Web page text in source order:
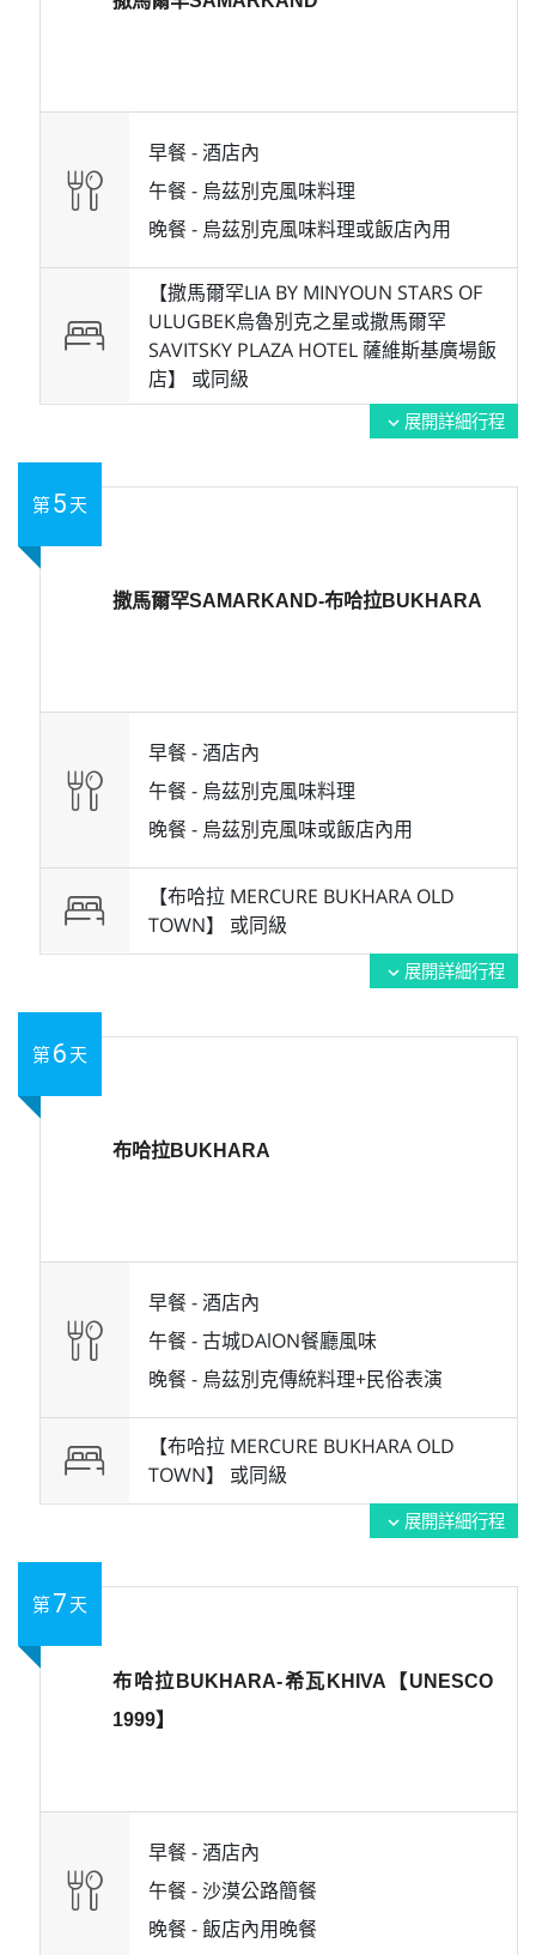
早餐 -酒店內
午餐 - 烏茲別克風味料理
晚餐 - 烏茲別克風味料理或飯店內用
【撒馬爾罕LIA BY MINYOUN STARS OF
ULUGBEK烏魯別克之星或撒馬爾罕
SAVITSKY PLAZA HOTEL 薩維斯基廣場飯
店】 或同級
expand_more 展開詳細行程
第5 天
撒馬爾罕SAMARKAND-布哈拉BUKHARA
早餐 -酒店內
午餐 - 烏茲別克風味料理
晚餐 - 烏茲別克風味或飯店內用
【布哈拉 MERCURE BUKHARA OLD
TOWN】 或同級
expand_more 展開詳細行程
第6 天
布哈拉BUKHARA
早餐 -酒店內
午餐 -古城DAlON餐廳風味
晚餐 - 烏茲別克傳統料理+民俗表演
【布哈拉 MERCURE BUKHARA OLD
TOWN】 或同級
expand_more 展開詳細行程
第7 天
布哈拉BUKHARA-希瓦KHIVA【UNESCO
1999】
早餐 -酒店內
午餐 -沙漠公路簡餐
晚餐 -飯店內用晚餐